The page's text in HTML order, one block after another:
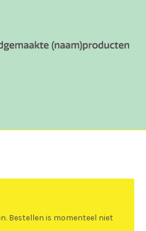
Bestellen is momenteel niet